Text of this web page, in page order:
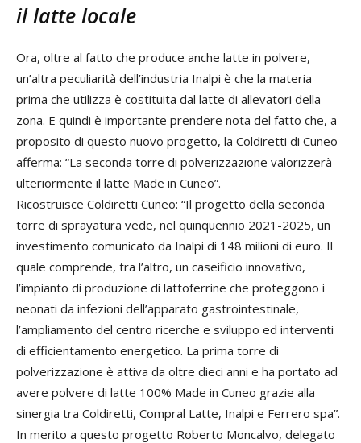
il latte locale
Ora, oltre al fatto che produce anche latte in polvere,
un’altra peculiarità dell’industria Inalpi è che la materia
prima che utilizza è costituita dal latte di allevatori della
zona. E quindi è importante prendere nota del fatto che, a
proposito di questo nuovo progetto, la Coldiretti di Cuneo
afferma: “La seconda torre di polverizzazione valorizzerà
ulteriormente il latte Made in Cuneo”.
Ricostruisce Coldiretti Cuneo: “Il progetto della seconda
torre di sprayatura vede, nel quinquennio 2021-2025, un
investimento comunicato da Inalpi di 148 milioni di euro. Il
quale comprende, tra l’altro, un caseificio innovativo,
l’impianto di produzione di lattoferrine che proteggono i
neonati da infezioni dell’apparato gastrointestinale,
l’ampliamento del centro ricerche e sviluppo ed interventi
di efficientamento energetico. La prima torre di
polverizzazione è attiva da oltre dieci anni e ha portato ad
avere polvere di latte 100% Made in Cuneo grazie alla
sinergia tra Coldiretti, Compral Latte, Inalpi e Ferrero spa”.
In merito a questo progetto Roberto Moncalvo, delegato